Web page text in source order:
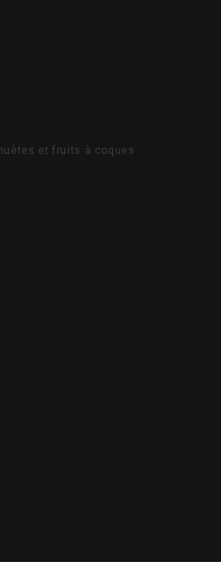
et fruits à coques.